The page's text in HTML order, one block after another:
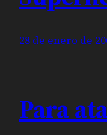
28 de enero de
Para